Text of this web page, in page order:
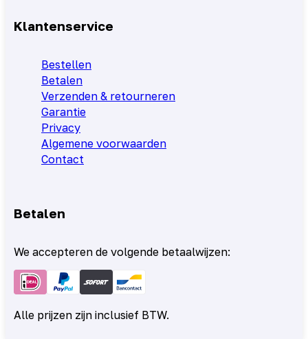
Klantenservice
Bestellen
Betalen
Verzenden & retourneren
Garantie
Privacy
Algemene voorwaarden
Contact
Betalen
We accepteren de volgende betaalwijzen:
Alle prijzen zijn inclusief BTW.